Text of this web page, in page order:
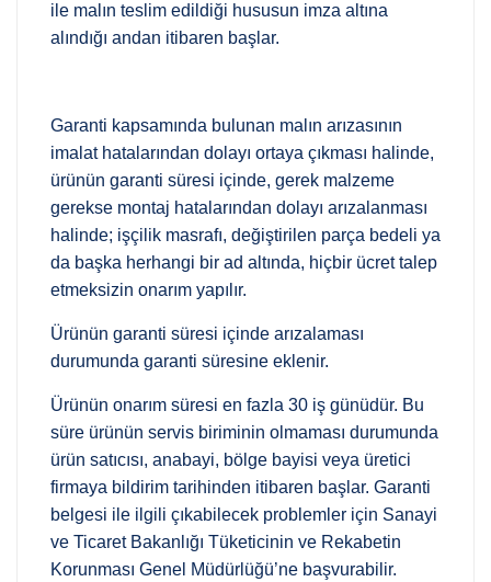
ile malın teslim edildiği hususun imza altına
alındığı andan itibaren başlar.
Garanti kapsamında bulunan malın arızasının
imalat hatalarından dolayı ortaya çıkması halinde,
ürünün garanti süresi içinde, gerek malzeme
gerekse montaj hatalarından dolayı arızalanması
halinde; işçilik masrafı, değiştirilen parça bedeli ya
da başka herhangi bir ad altında, hiçbir ücret talep
etmeksizin onarım yapılır.
Ürünün garanti süresi içinde arızalaması
durumunda garanti süresine eklenir.
Ürünün onarım süresi en fazla 30 iş günüdür. Bu
süre ürünün servis biriminin olmaması durumunda
ürün satıcısı, anabayi, bölge bayisi veya üretici
firmaya bildirim tarihinden itibaren başlar. Garanti
belgesi ile ilgili çıkabilecek problemler için Sanayi
ve Ticaret Bakanlığı Tüketicinin ve Rekabetin
Korunması Genel Müdürlüğü’ne başvurabilir.